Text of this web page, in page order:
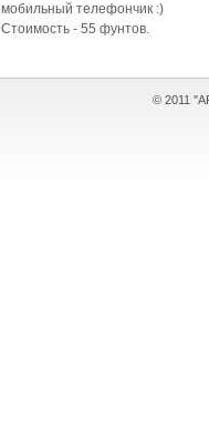
мобильный телефончик :)
Стоимость - 55 фунтов.
© 2011